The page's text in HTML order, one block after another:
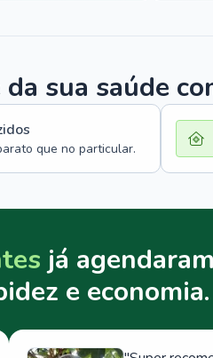
sua saúde
que no particular.
já
e economia.